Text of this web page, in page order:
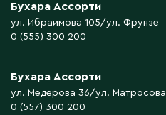
Бухара Ассорти
ул. Ибраимова 105/ул. Фрунзе
0 (555) 300 200
Бухара Ассорти
ул. Медерова 36/ул. Матросова
0 (557) 300 200